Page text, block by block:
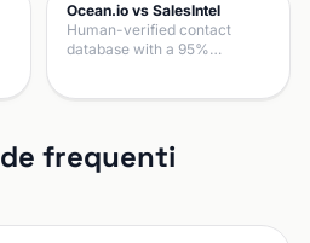
Ocean.io vs SalesIntel
Human-verified contact
database with a 95%…
frequenti